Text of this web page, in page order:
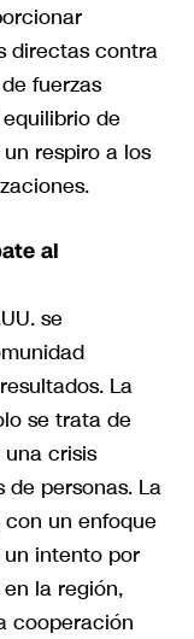
directas contra
fuerzas
de
respiro a los
al
se
La
se trata de
crisis
personas. La
con un enfoque
intento por
la región,
cooperación